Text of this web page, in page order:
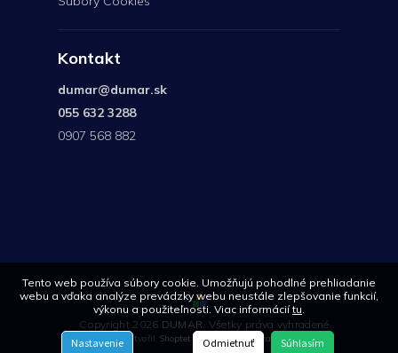
Tento web používa súbory cookie. Umožňujú pohodlné prehliadanie
webu a vďaka analýze prevádzky webu neustále zlepšovanie funkcií,
výkonu a použiteľnosti. Viac informáciítu.
Nastavenie Odmietnuť Súhlasím
Kontakt
dumar@dumar.sk
055 632 3288
0907 568 882
Copyright 2026 DUMAR . Všetky práva vyhradené.
Vytvořil Shoptet | Design Shoptetak.cz
568